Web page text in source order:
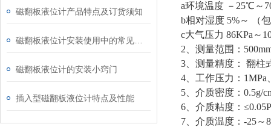
磁翻板液位计产品特点及订货须知
磁翻板液位计的安装小窍门
插入型磁翻板液位计特点及性能
a环境温度 －25℃～
b相对湿度 5%～ （
c大气压力 86KPa～
2、测量范围：
3、测量精度： 翻柱
4、工作压力：1MPa
5、介质密度：0.5g/
6、介质粘度：
7、介质温度：-25